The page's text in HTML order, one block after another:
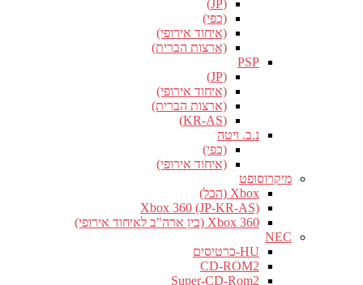
(JP)
(כפי)
(איחוד אירופי)
(ארצות הברית)
PSP
(JP)
(איחוד אירופי)
(ארצות הברית)
(KR-AS)
נ.ב. ויטה
(כפי)
(איחוד אירופי)
מיקרוסופט
Xbox (הכל)
Xbox 360 (JP-KR-AS)
Xbox 360 (בין ארה"ב לאיחוד אירופי)
NEC
HU-כרטיסים
CD-ROM2
Super-CD-Rom2